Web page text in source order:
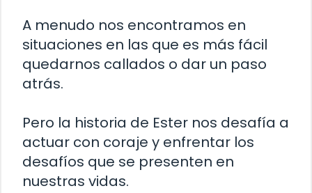
A menudo nos encontramos en
situaciones en las que es más fácil
quedarnos callados o dar un paso
atrás.
Pero la historia de Ester nos desafía a
actuar con coraje y enfrentar los
desafíos que se presenten en
nuestras vidas.